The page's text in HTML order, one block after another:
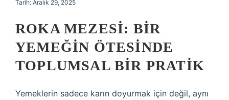
Tarih: Aralık 29, 2025
ROKA MEZESI: BIR
YEMEĞIN ÖTESINDE
TOPLUMSAL BIR PRATIK
Yemeklerin sadece karın doyurmak için değil, aynı